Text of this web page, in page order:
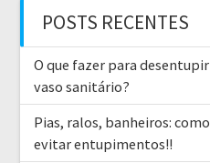
POSTS RECENTES
O que fazer para desentupir
vaso sanitário?
Pias, ralos, banheiros: como
evitar entupimentos!!